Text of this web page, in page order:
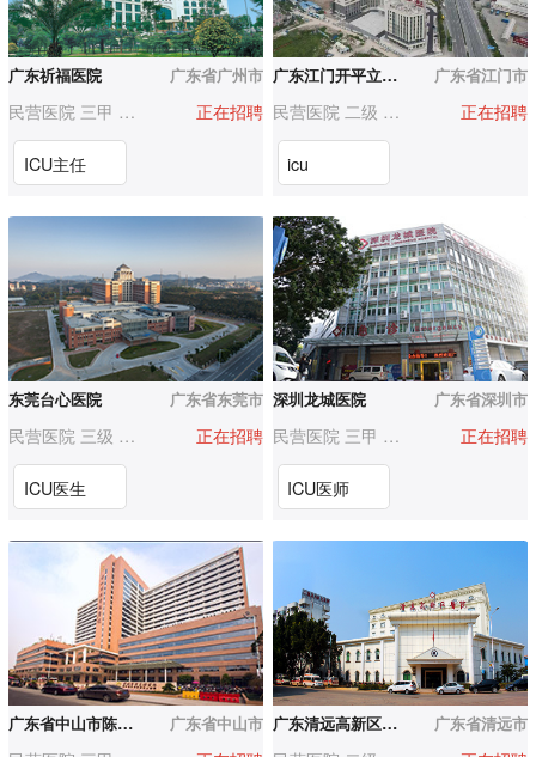
广东祈福医院 广东省广州市
民营医院 三甲 1000-3000人正在招聘
ICU主任
广东江门开平立群医院 广东省江门市
民营医院 二级 200-500人正在招聘
icu
东莞台心医院 广东省东莞市
民营医院 三级 200-500人正在招聘
ICU医生
深圳龙城医院 广东省深圳市
民营医院 三甲 500-1000人正在招聘
ICU医师
广东省中山市陈星海医院 广东省中山市 广东清远高新区医院 广东省清远市